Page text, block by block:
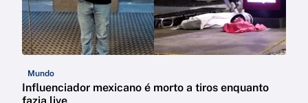
Mundo
Influenciador mexicano é morto a tiros enquanto